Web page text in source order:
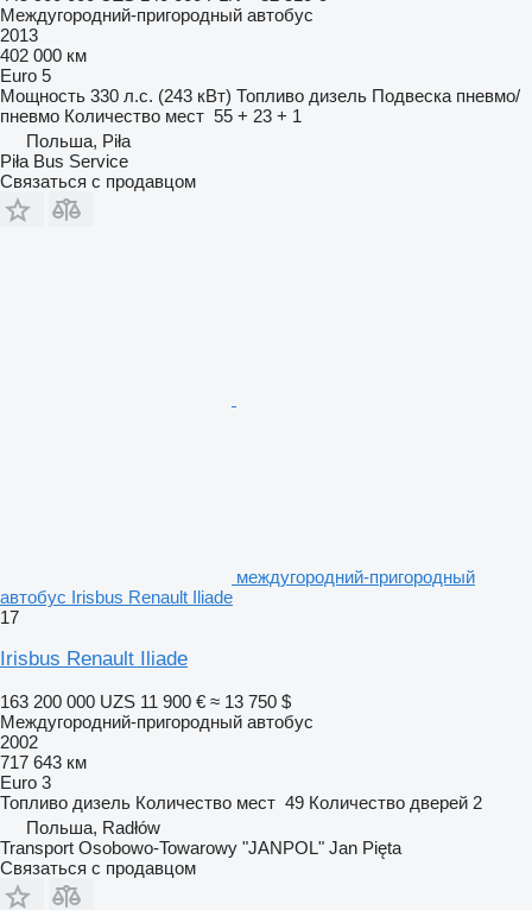
Междугородний-пригородный автобус
2013
402 000 км
Euro 5
Мощность 330 л.с. (243 кВт) Топливо дизель Подвеска пневмо/
пневмо Количество мест 55 + 23 + 1
Польша, Piła
Piła Bus Service
Связаться с продавцом
междугородний-пригородный
автобус Irisbus Renault Iliade
17
Irisbus Renault Iliade
163 200 000 UZS 11 900 € ≈ 13 750 $
Междугородний-пригородный автобус
2002
717 643 км
Euro 3
Топливо дизель Количество мест 49 Количество дверей 2
Польша, Radłów
Transport Osobowo-Towarowy "JANPOL" Jan Pięta
Связаться с продавцом